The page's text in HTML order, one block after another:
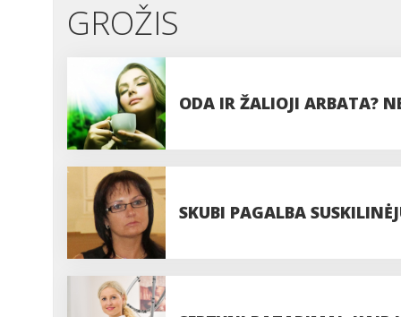
GROŽIS
ODA IR ŽALIOJI ARBATA?
SKUBI PAGALBA